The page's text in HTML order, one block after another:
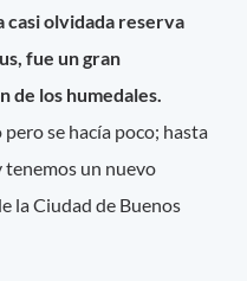
casi olvidada reserva
fue un gran
de los humedales.
se hacía poco; hasta
tenemos un nuevo
la Ciudad de Buenos